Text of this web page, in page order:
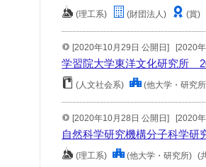
(理工系) (財団法人) (賞)
[2020年10月29日 公開日] [2020
学習院大学東洋文化研究所
(人文社会系) (他大学・研究
[2020年10月28日 公開日] [2020
自然科学研究機構分子科学
(理工系) (他大学・研究所) (